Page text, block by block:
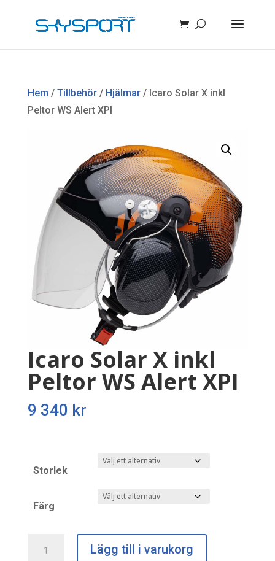
Hem / Tillbehör/ Hjälmar/ Icaro Solar X inkl
Peltor WS Alert XPI
Icaro Solar X inkl
Peltor WS Alert XPI
9 340 kr
Storlek
Färg
Lägg till i varukorg